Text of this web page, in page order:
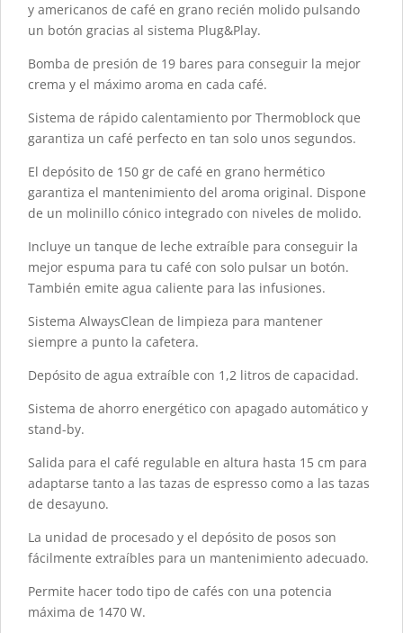
y americanos de café en grano recién molido pulsando
un botón gracias al sistema Plug&Play.
Bomba de presión de 19 bares para conseguir la mejor
crema y el máximo aroma en cada café.
Sistema de rápido calentamiento por Thermoblock que
garantiza un café perfecto en tan solo unos segundos.
El depósito de 150 gr de café en grano hermético
garantiza el mantenimiento del aroma original. Dispone
de un molinillo cónico integrado con niveles de molido.
Incluye un tanque de leche extraíble para conseguir la
mejor espuma para tu café con solo pulsar un botón.
También emite agua caliente para las infusiones.
Sistema AlwaysClean de limpieza para mantener
siempre a punto la cafetera.
Depósito de agua extraíble con 1,2 litros de capacidad.
Sistema de ahorro energético con apagado automático y
stand-by.
Salida para el café regulable en altura hasta 15 cm para
adaptarse tanto a las tazas de espresso como a las tazas
de desayuno.
La unidad de procesado y el depósito de posos son
fácilmente extraíbles para un mantenimiento adecuado.
Permite hacer todo tipo de cafés con una potencia
máxima de 1470 W.